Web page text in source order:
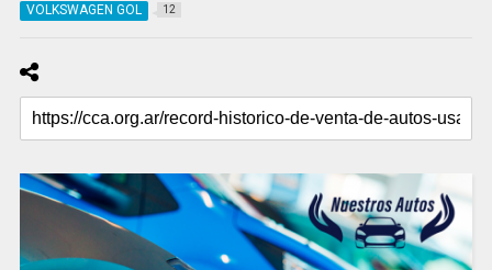
VOLKSWAGEN GOL 12